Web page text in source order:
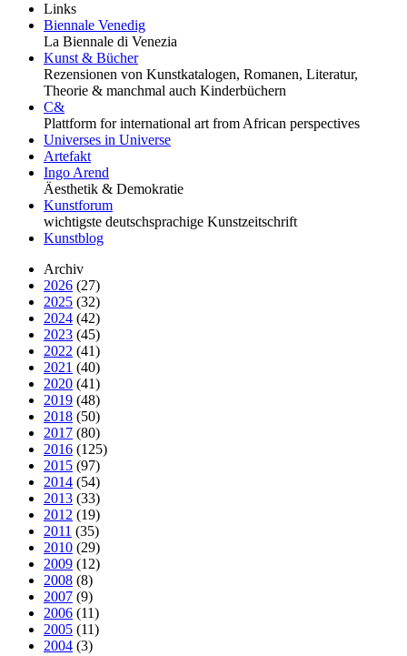
Links
Biennale Venedig
La Biennale di Venezia
Kunst & Bücher
Rezensionen von Kunstkatalogen, Romanen, Literatur,
Theorie & manchmal auch Kinderbüchern
C&
Plattform for international art from African perspectives
Universes in Universe
Artefakt
Ingo Arend
Äesthetik & Demokratie
Kunstforum
wichtigste deutschsprachige Kunstzeitschrift
Kunstblog
Archiv
2026 (27)
2025 (32)
2024 (42)
2023 (45)
2022 (41)
2021 (40)
2020 (41)
2019 (48)
2018 (50)
2017 (80)
2016 (125)
2015 (97)
2014 (54)
2013 (33)
2012 (19)
2011 (35)
2010 (29)
2009 (12)
2008 (8)
2007 (9)
2006 (11)
2005 (11)
2004 (3)